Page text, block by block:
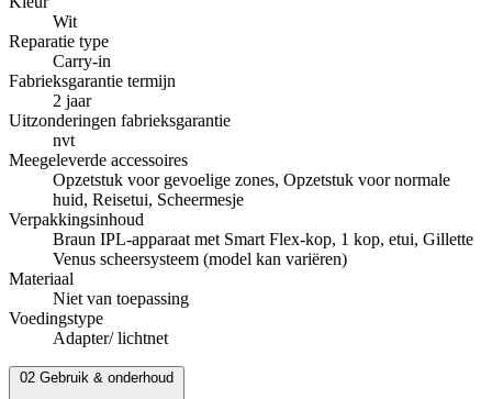
Wit
Reparatie type
Carry-in
Fabrieksgarantie termijn
2 jaar
Uitzonderingen fabrieksgarantie
nvt
Meegeleverde accessoires
Opzetstuk voor gevoelige zones, Opzetstuk voor normale
huid, Reisetui, Scheermesje
Verpakkingsinhoud
Braun IPL-apparaat met Smart Flex-kop, 1 kop, etui, Gillette
Venus scheersysteem (model kan variëren)
Materiaal
Niet van toepassing
Voedingstype
Adapter/ lichtnet
02 Gebruik & onderhoud